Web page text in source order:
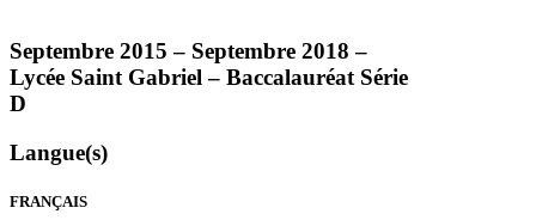
Septembre 2015 – Septembre 2018 –
Lycée Saint Gabriel – Baccalauréat Série
D
Langue(s)
FRANÇAIS